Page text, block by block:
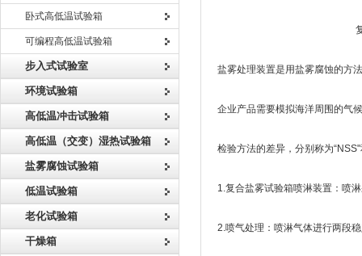
卧式高低温试验箱
可编程高低温试验箱
步入式试验室
环境试验箱
高低温冲击试验箱
高低温（交变）湿热试验箱
盐雾腐蚀试验箱
低温试验箱
老化试验箱
干燥箱
复合盐雾试验箱
盐雾处理装置是用盐雾腐蚀的方
企业产品需要模拟海洋周围的气
检验方法的差异，分别称为
1.复合盐雾试验箱喷淋装置：喷
2.喷气处理：喷淋气体进行两段